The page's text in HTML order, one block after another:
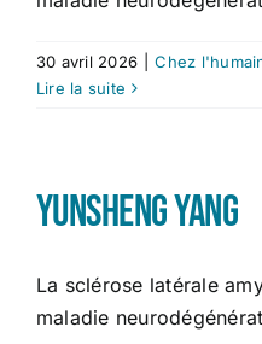
30 avril 2026 Chez
Lire la suite
Yunsheng Yang
La sclérose latérale
maladie